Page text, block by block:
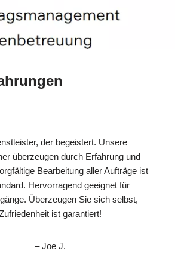
der begeistert. Unsere
überzeugen durch Erfahrung und
Bearbeitung aller Aufträge ist
Hervorragend geeignet für
Überzeugen Sie sich selbst,
ist garantiert!
– Joe J.